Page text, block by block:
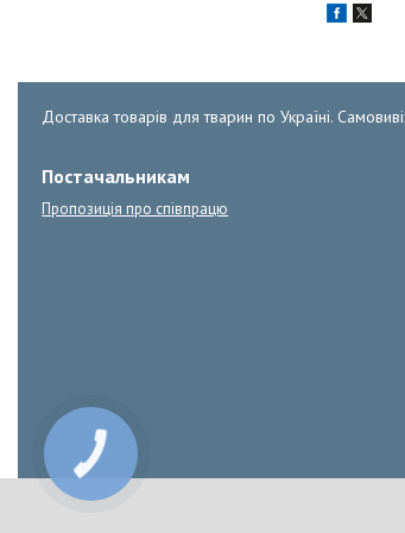
Доставка товарів для тварин по Україні.
Постачальникам
Пропозиція про співпрацю
КНОПКА
ЗВ'ЯЗКУ